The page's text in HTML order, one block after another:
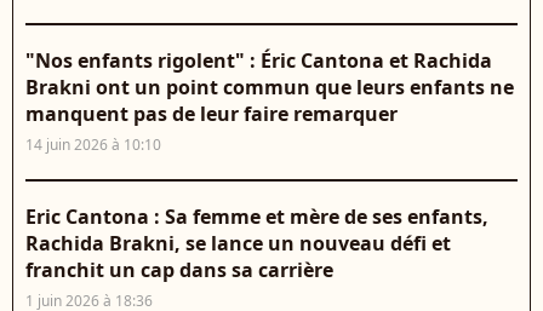
"Nos enfants rigolent" : Éric Cantona et Rachida
Brakni ont un point commun que leurs enfants ne
manquent pas de leur faire remarquer
14 juin 2026 à 10:10
Eric Cantona : Sa femme et mère de ses enfants,
Rachida Brakni, se lance un nouveau défi et
franchit un cap dans sa carrière
1 juin 2026 à 18:36